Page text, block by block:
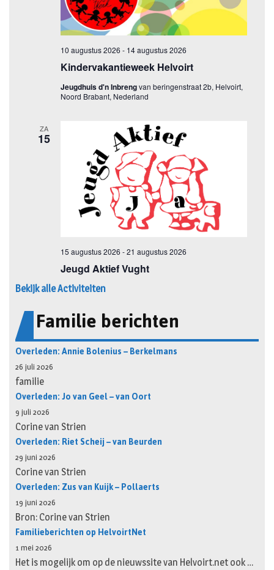
Bekijk alle Activiteiten
Familie berichten
Overleden: Annie Bolenius – Berkelmans
26 juli 2026
familie
Overleden: Jo van Geel – van Oort
9 juli 2026
Corine van Strien
Overleden: Riet Scheij – van Beurden
29 juni 2026
Corine van Strien
Overleden: Zus van Kuijk – Pollaerts
19 juni 2026
Bron: Corine van Strien
Familieberichten op HelvoirtNet
1 mei 2026
Het is mogelijk om op de nieuwssite van Helvoirt.net ook …